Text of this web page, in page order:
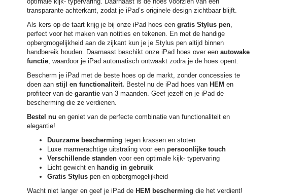
transparante achterkant, zodat je iPad’s originele design zichtbaar blijft.
Als kers op de taart krijg je bij onze iPad hoes een gratis Stylus pen,
perfect voor het maken van notities en tekenen. En met de handige
opbergmogelijkheid aan de zijkant kun je je Stylus pen altijd binnen
handbereik houden. Daarnaast beschikt onze iPad hoes over een autowake
functie, waardoor je iPad automatisch ontwaakt zodra je de hoes opent.
Bescherm je iPad met de beste hoes op de markt, zonder concessies te
doen aan stijl en functionaliteit. Bestel nu de iPad hoes van HEM en
profiteer van de garantievan 3 maanden. Geef jezelf en je iPad de
bescherming die ze verdienen.
Bestel nu en geniet van de perfecte combinatie van functionaliteit en
elegantie!
Duurzame bescherming tegen krassen en stoten
Luxe marmerachtige uitstraling voor een persoonlijke touch
Verschillende standenvoor een optimale kijk- typervaring
Licht gewicht en handig in gebruik
Gratis Styluspen en opbergmogelijkheid
Wacht niet langer en geef je iPad de HEM bescherming die het verdient!